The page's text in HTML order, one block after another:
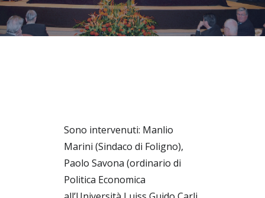
Sono intervenuti: Manlio
Marini (Sindaco di Foligno),
Paolo Savona (ordinario di
Politica Economica